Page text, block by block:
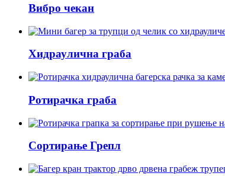
Вибро чекан
Хидраулична граба
Ротирачка граба
Сортирање Грепл